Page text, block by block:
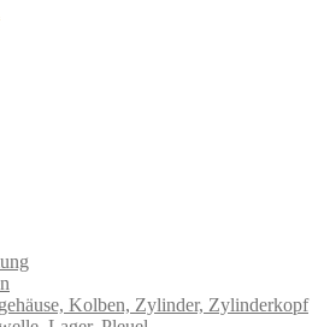
Kolben, Zylinder, Zylinderkopf